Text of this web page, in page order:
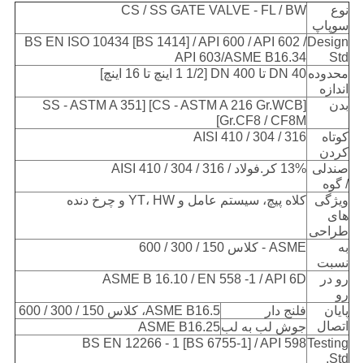
نوع
سوپاپ
CS / SS GATE VALVE - FL / BW
Design
Std
BS EN ISO 10434 [BS 1414] / API 600 / API 602 /
API 603/ASME B16.34
محدوده
اندازه
40 DN تا 400 DN [1 1/2 اینچ تا 16 اینچ]
بدن
[CS - ASTM A 216 Gr.WCB] [SS - ASTM A 351
Gr.CF8 / CF8M]
کوتاه
کردن
AISI 410 / 304 / 316
صندلی
/ گوه
13% کر.فولاد / AISI 410 / 304 / 316
ویژگی
های
طراحی
کلاه پیچ، سیستم عامل و YT، HW و چرخ دنده
به
نسبت
ASME - کلاس 150 / 300 / 600
رو در
رو
ASME B 16.10 / EN 558 -1 / API 6D
پایان
اتصال
فلنج دار
ASME B16.5، کلاس 150 / 300 / 600
جوش لب به لبASME B16.25
Testing
Std.
BS EN 12266 - 1 [BS 6755-1] / API 598